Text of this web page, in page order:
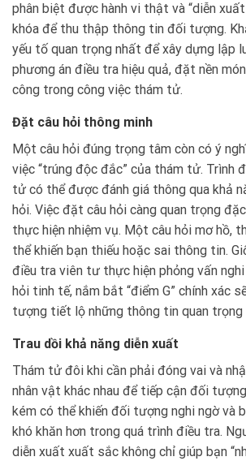
phân biệt được hành vi thật và “diễn
khóa để thu thập thông tin đối tượng.
yếu tố quan trọng nhất để xây dựng lập
phương án điều tra hiệu quả, đặt nền
công trong công việc thám tử.
Đặt câu hỏi thông minh
Một câu hỏi đúng trọng tâm còn có ý
việc “trúng độc đắc” của thám tử. Trình
tử có thể được đánh giá thông qua khả
hỏi. Việc đặt câu hỏi càng quan trọng
thực hiện nhiệm vụ. Một câu hỏi mơ hồ,
thể khiến bạn thiếu hoặc sai thông tin.
điều tra viên tư thực hiện phỏng vấn nghi
hỏi tinh tế, nắm bắt “điểm G” chính xác
tượng tiết lộ những thông tin quan trọng
Trau dồi khả năng diễn xuất
Thám tử đôi khi cần phải đóng vai và
nhân vật khác nhau để tiếp cận đối
kém có thể khiến đối tượng nghi ngờ và
khó khăn hơn trong quá trình điều tra.
diễn xuất xuất sắc không chỉ giúp bạn